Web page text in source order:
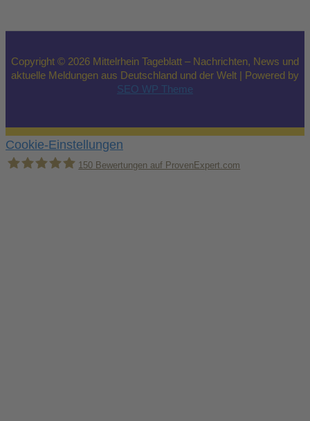
Copyright © 2026 Mittelrhein Tageblatt – Nachrichten, News und
aktuelle Meldungen aus Deutschland und der Welt | Powered by
SEO WP Theme
Cookie-Einstellungen
150 Bewertungen auf ProvenExpert.com